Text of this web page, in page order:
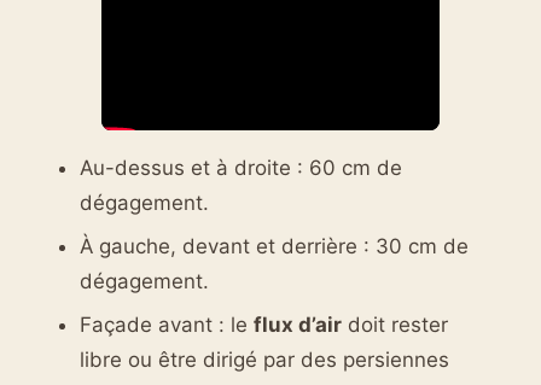
Au-dessus et à droite : 60 cm de
dégagement.
À gauche, devant et derrière : 30 cm de
dégagement.
Façade avant : leflux d’air doit rester
libre ou être dirigé par des persiennes